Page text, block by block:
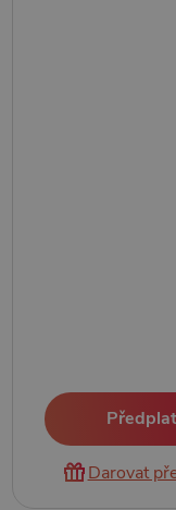
Darovat